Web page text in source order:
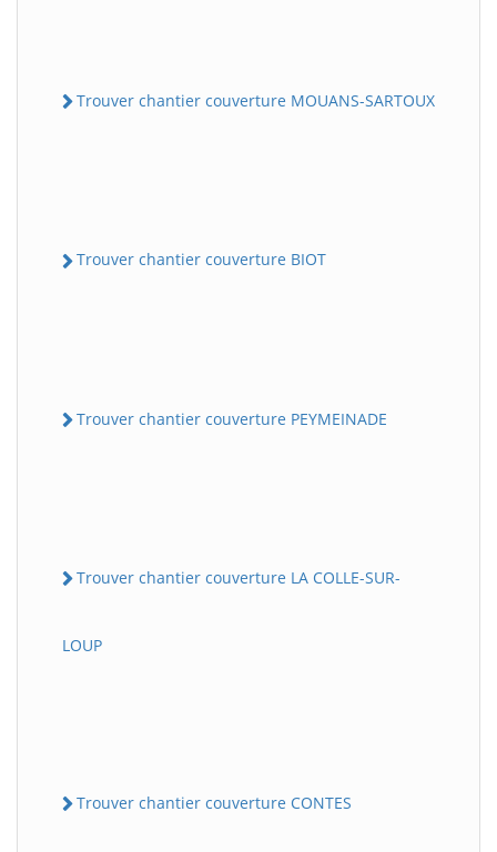
Trouver chantier couverture MOUANS-SARTOUX
Trouver chantier couverture BIOT
Trouver chantier couverture PEYMEINADE
Trouver chantier couverture LA COLLE-SUR-
LOUP
Trouver chantier couverture CONTES